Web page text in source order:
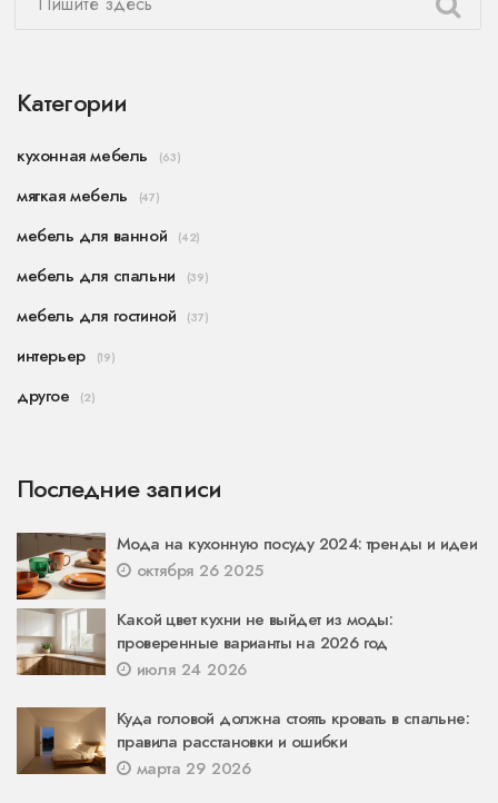
Категории
кухонная мебель (63)
мягкая мебель (47)
мебель для ванной (42)
мебель для спальни (39)
мебель для гостиной (37)
интерьер (19)
другое (2)
Последние записи
Мода на кухонную посуду 2024: тренды и идеи
октября 26 2025
Какой цвет кухни не выйдет из моды:
проверенные варианты на 2026 год
июля 24 2026
Куда головой должна стоять кровать в спальне:
правила расстановки и ошибки
марта 29 2026